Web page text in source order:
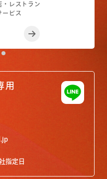
ービス
トネスジム
ービス
・レストラン
ービス
ービス
トネスジム
ービス
用
指定日